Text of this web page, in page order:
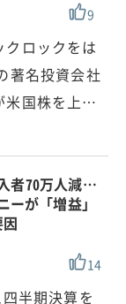
9
ロックをは
著名投資会社
米国株を上…
者70万人減…
ーが「増益」
14
半期決算を